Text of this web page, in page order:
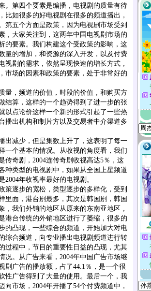
。第四个要素是编播，电视剧的质量有待
如很多的好电视剧在很多的频道播出，
第五个方面是政策，因为电视剧市场受到
，大家关注到，这两年中国电视剧市场的
的要素。我们构建这个受政策的影响，这
量的增加，和资源的深入开发，以及付费
剧的需求，依然呈现快速的增长方式，
市场的因素和政策的要素，处于非常好的
，频道的价值，时段的价值，和购买方
结算，这样的一个趋势得到了进一步的张
以点论价这样一个新的形式引起了一些热
播出机构和制片方以及交易者中介渠道多
减少，但是集数上升了，这表明了每一
一个基本的情况。从收视的角度看，我们
传奇剧，2004连传奇剧收视高达5％，这
种类型的电视剧中，如果从全国上星频道
2004年收视率最好的电视剧。
逐步的宽松，类型逐步的多样化，受到
里面，港台剧最多，其次是韩国剧，韩国
我们外销的地区从原来的东南亚地区，
港台传统的外销地区进行了萎缩，很多的
的凸现，一些综合的频道，开始加大对电
综合频道，向专业播出电视剧频道进行转
过程中，节目的重要性日益的凸现，尤其
况。从广告来看，2004年中国广告市场继
剧广告的播放额，占了44.1％，是一个很
性广告得到了大量的使用。最后一个，我
市场，2004年开播了54个付费频道中，